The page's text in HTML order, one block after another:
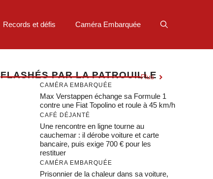
Records et défis Caméra Embarquée
FLASHÉS PAR LA PATROUILLE
Plus
CAMÉRA EMBARQUÉE
Max Verstappen échange sa Formule 1
contre une Fiat Topolino et roule à 45 km/h
CAFÉ DÉJANTÉ
Une rencontre en ligne tourne au
cauchemar : il dérobe voiture et carte
bancaire, puis exige 700 € pour les
restituer
CAMÉRA EMBARQUÉE
Prisonnier de la chaleur dans sa voiture,